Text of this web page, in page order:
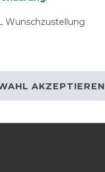
Wunschzustellung
AKZEPTIEREN